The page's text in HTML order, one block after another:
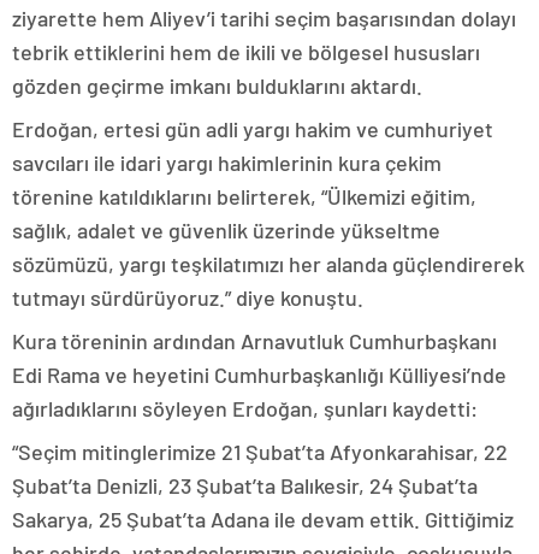
ziyarette hem Aliyev’i tarihi seçim başarısından dolayı
tebrik ettiklerini hem de ikili ve bölgesel hususları
gözden geçirme imkanı bulduklarını aktardı.
Erdoğan, ertesi gün adli yargı hakim ve cumhuriyet
savcıları ile idari yargı hakimlerinin kura çekim
törenine katıldıklarını belirterek, “Ülkemizi eğitim,
sağlık, adalet ve güvenlik üzerinde yükseltme
sözümüzü, yargı teşkilatımızı her alanda güçlendirerek
tutmayı sürdürüyoruz.” diye konuştu.
Kura töreninin ardından Arnavutluk Cumhurbaşkanı
Edi Rama ve heyetini Cumhurbaşkanlığı Külliyesi’nde
ağırladıklarını söyleyen Erdoğan, şunları kaydetti:
“Seçim mitinglerimize 21 Şubat’ta Afyonkarahisar, 22
Şubat’ta Denizli, 23 Şubat’ta Balıkesir, 24 Şubat’ta
Sakarya, 25 Şubat’ta Adana ile devam ettik. Gittiğimiz